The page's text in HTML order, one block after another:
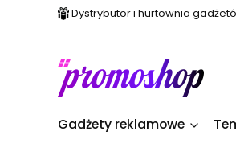
Dystrybutor i hurtownia
Gadżety reklamowe